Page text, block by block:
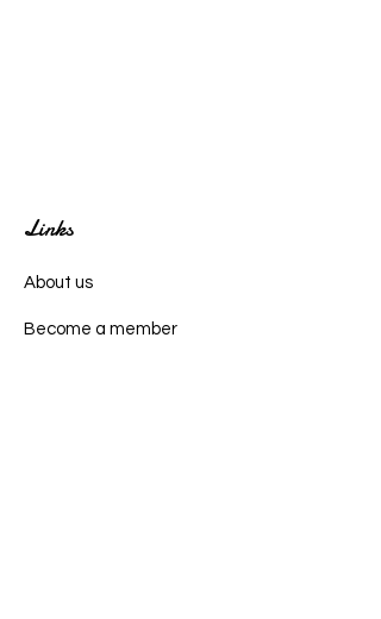
Links
About us
Become a member